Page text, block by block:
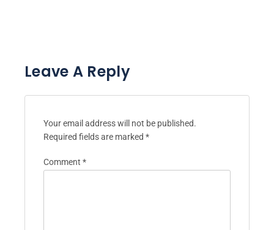
Leave A Reply
Your email address will not be published.
Required fields are marked *
Comment *